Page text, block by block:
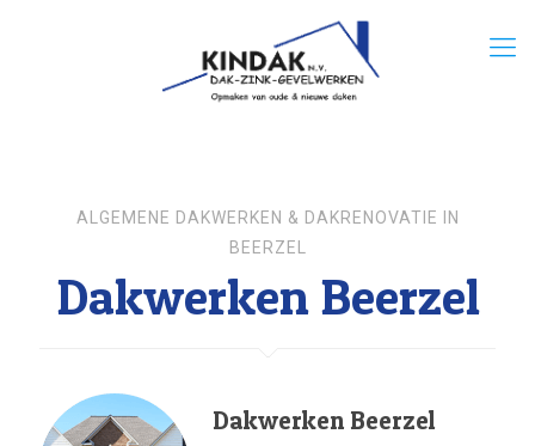
ALGEMENE DAKWERKEN & DAKRENOVATIE IN
BEERZEL
Dakwerken Beerzel
Dakwerken Beerzel